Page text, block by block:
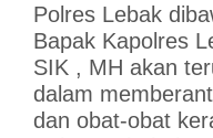
Polres Lebak
Bapak Kapolres
SIK , MH akan
dalam
dan obat-obat